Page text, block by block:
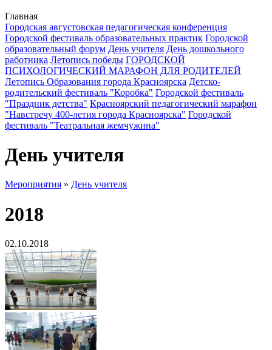
Главная
Городская августовская педагогическая конференция
Городской фестиваль образовательных практик Городской
образовательный форум День учителя День дошкольного
работника Летопись победы ГОРОДСКОЙ
ПСИХОЛОГИЧЕСКИЙ МАРАФОН ДЛЯ РОДИТЕЛЕЙ
Летопись Образования города Красноярска Детско-
родительский фестиваль "Коробка" Городской фестиваль
"Праздник детства" Красноярский педагогический марафон
"Навстречу 400-летия города Красноярска" Городской
фестиваль "Театральная жемчужина"
День учителя
Мероприятия » День учителя
2018
02.10.2018